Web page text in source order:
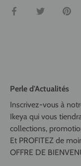
Partager Tweeter
Perle d'Actualités
Inscrivez-vous à
Ikeya qui vous
collections,
Et PROFITEZ de
OFFRE DE